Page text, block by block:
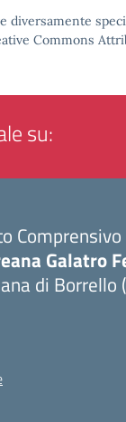
diversamente
Commons
su:
Galatro
di Borrello